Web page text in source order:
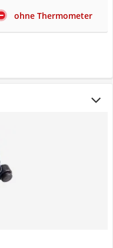
ohne Thermometer